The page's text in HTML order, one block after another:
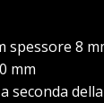
spessore 8
mm
seconda